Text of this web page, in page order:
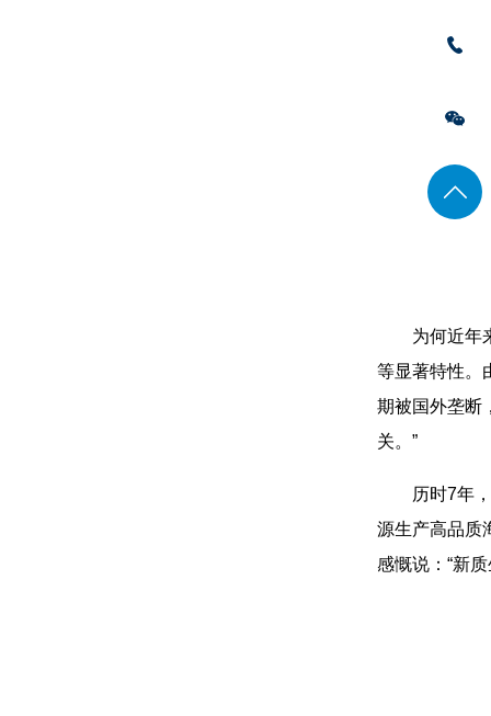
为何近年
等显著特性。
期被国外垄断
关。”
历时7年
源生产高品质
感慨说：“新